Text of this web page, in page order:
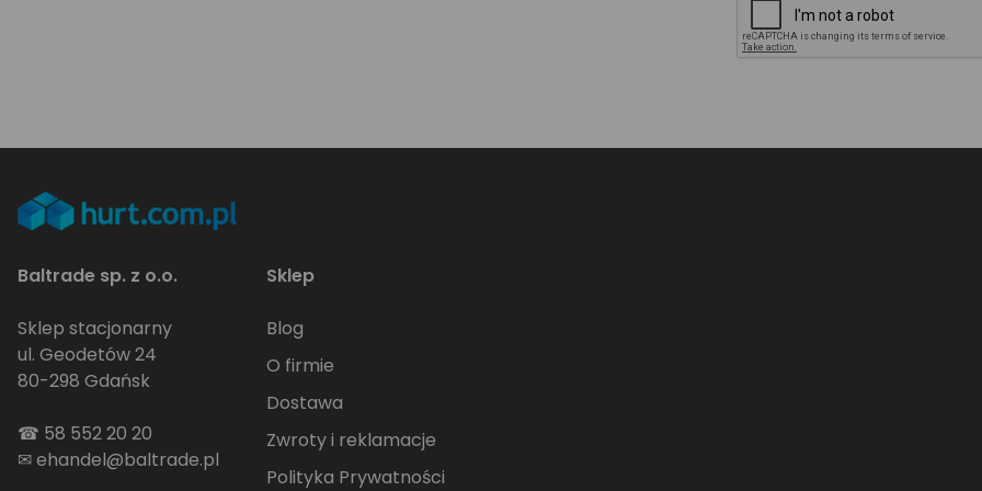
Baltrade sp. z o.o.
Sklep stacjonarny
ul. Geodetów 24
80-298 Gdańsk
☎ 58 552 20 20
✉ehandel@baltrade.pl
Sklep
Blog
O firmie
Dostawa
Zwroty i reklamacje
Polityka Prywatności